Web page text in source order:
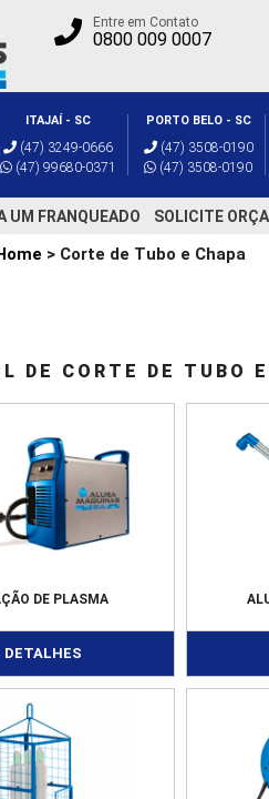
Entre em Contato
0800 009 0007
ITAJAÍ - SC
(47) 3249-0666
(47) 99680-0371
PORTO BELO - SC
(47) 3508-0190
(47) 3508-0190
UM FRANQUEADO SOLICITE
> Corte de Tubo e Chapa
DE CORTE DE TUBO
DE PLASMA
DETALHES